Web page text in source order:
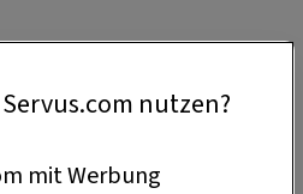
nutzen?
mit Werbung